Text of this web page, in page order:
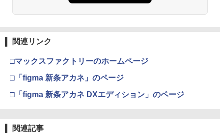
関連リンク
□マックスファクトリーのホームページ
□「figma 新条アカネ」のページ
□「figma 新条アカネ DXエディション」のページ
関連記事